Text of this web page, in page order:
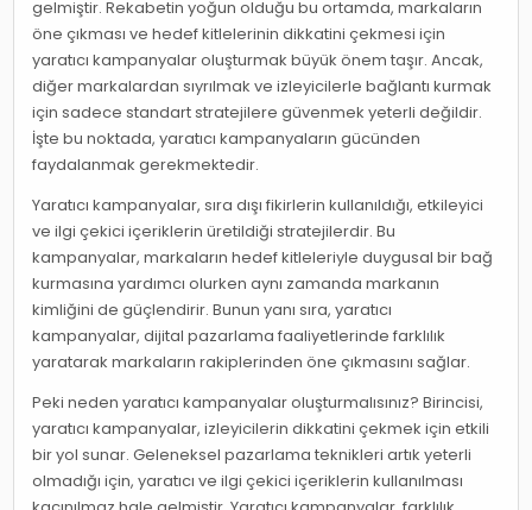
gelmiştir. Rekabetin yoğun olduğu bu ortamda, markaların
öne çıkması ve hedef kitlelerinin dikkatini çekmesi için
yaratıcı kampanyalar oluşturmak büyük önem taşır. Ancak,
diğer markalardan sıyrılmak ve izleyicilerle bağlantı kurmak
için sadece standart stratejilere güvenmek yeterli değildir.
İşte bu noktada, yaratıcı kampanyaların gücünden
faydalanmak gerekmektedir.
Yaratıcı kampanyalar, sıra dışı fikirlerin kullanıldığı, etkileyici
ve ilgi çekici içeriklerin üretildiği stratejilerdir. Bu
kampanyalar, markaların hedef kitleleriyle duygusal bir bağ
kurmasına yardımcı olurken aynı zamanda markanın
kimliğini de güçlendirir. Bunun yanı sıra, yaratıcı
kampanyalar, dijital pazarlama faaliyetlerinde farklılık
yaratarak markaların rakiplerinden öne çıkmasını sağlar.
Peki neden yaratıcı kampanyalar oluşturmalısınız? Birincisi,
yaratıcı kampanyalar, izleyicilerin dikkatini çekmek için etkili
bir yol sunar. Geleneksel pazarlama teknikleri artık yeterli
olmadığı için, yaratıcı ve ilgi çekici içeriklerin kullanılması